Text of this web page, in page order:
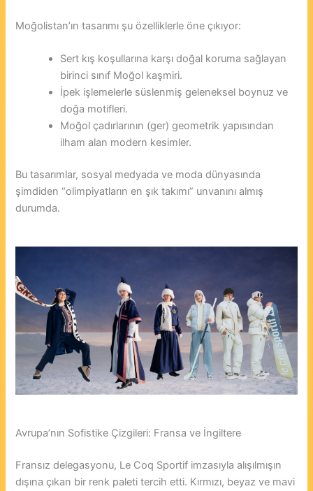
Moğolistan’ın tasarımı şu özelliklerle öne çıkıyor:
Sert kış koşullarına karşı doğal koruma sağlayan
birinci sınıf Moğol kaşmiri.
İpek işlemelerle süslenmiş geleneksel boynuz ve
doğa motifleri.
Moğol çadırlarının (ger) geometrik yapısından
ilham alan modern kesimler.
Bu tasarımlar, sosyal medyada ve moda dünyasında
şimdiden “olimpiyatların en şık takımı” unvanını almış
durumda.
Avrupa’nın Sofistike Çizgileri: Fransa ve İngiltere
Fransız delegasyonu, Le Coq Sportif imzasıyla alışılmışın
dışına çıkan bir renk paleti tercih etti. Kırmızı, beyaz ve mavi